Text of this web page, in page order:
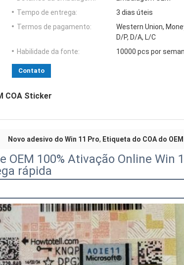
Tempo de entrega:
3 dias úteis
Termos de pagamento:
Western Union,
D/P, D/A, L/C
Habilidade da fonte:
10000 pcs por
Contato
COA Sticker
Novo adesivo do Win 11 Pro, Etiqueta do COA do
OEM 100% Ativação Online Win
rápida